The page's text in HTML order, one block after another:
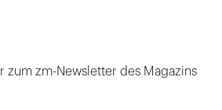
zum zm-Newsletter des Magazins